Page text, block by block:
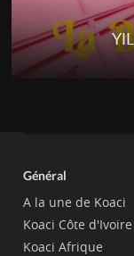
Général
A la une de Koaci
Koaci Côte d'Ivoire
Koaci Afrique